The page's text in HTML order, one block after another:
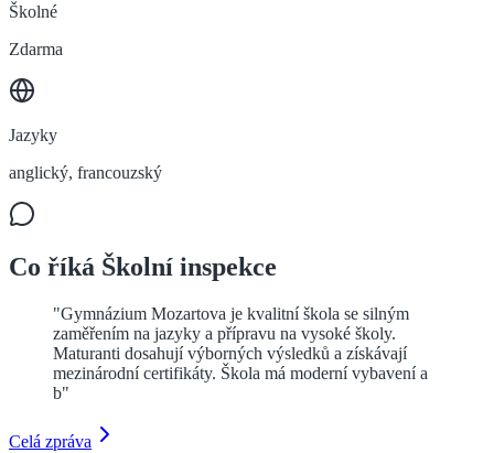
Školné
Zdarma
Jazyky
anglický, francouzský
Co říká Školní inspekce
"Gymnázium Mozartova je kvalitní škola se silným
zaměřením na jazyky a přípravu na vysoké školy.
Maturanti dosahují výborných výsledků a získávají
mezinárodní certifikáty. Škola má moderní vybavení a
b"
Celá zpráva